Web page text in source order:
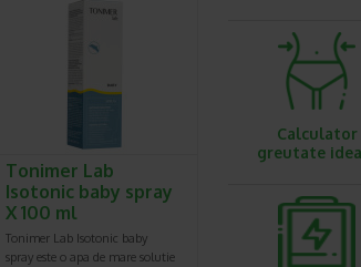
Tonimer Lab
Isotonic baby spray
X 100 ml
Tonimer Lab Isotonic baby
spray este o apa de mare solutie
Calculator
greutate